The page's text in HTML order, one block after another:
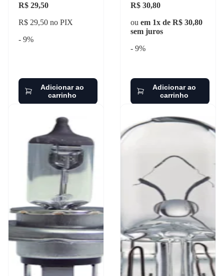
R$ 29,50
R$ 29,50 no PIX
- 9%
Adicionar ao
carrinho
R$ 30,80
ou em 1x de R$ 30,80
sem juros
- 9%
Adicionar ao
carrinho